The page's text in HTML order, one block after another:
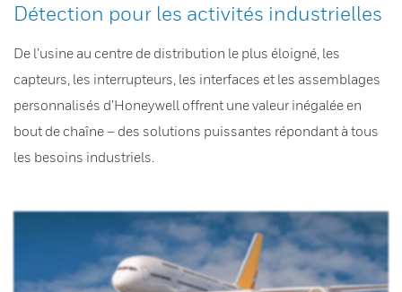
Détection pour les activités industrielles
De l’usine au centre de distribution le plus éloigné, les
capteurs, les interrupteurs, les interfaces et les assemblages
personnalisés d’Honeywell offrent une valeur inégalée en
bout de chaîne – des solutions puissantes répondant à tous
les besoins industriels.